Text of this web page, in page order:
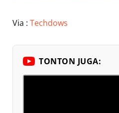
Via : Techdows
TONTON JUGA: